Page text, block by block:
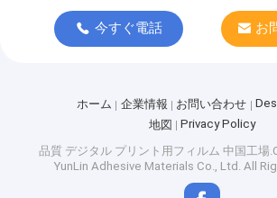
今すぐ電話 お
ホーム 企業情報 お問い合わせ
地図
Privacy Policy
品質 デジタル プリント用フィルム 中国工場
YunLin Adhesive Materials Co., Ltd. All